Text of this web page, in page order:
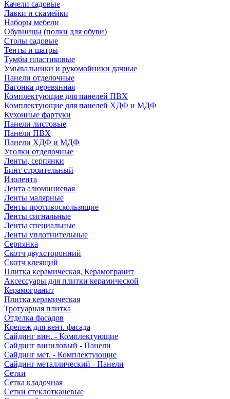
Качели садовые
Лавки и скамейки
Наборы мебели
Обувницы (полки для обуви)
Столы садовые
Тенты и шатры
Тумбы пластиковые
Умывальники и рукомойники дачные
Панели отделочные
Вагонка деревянная
Комплектующие для панелей ПВХ
Комплектующие для панелей ХДФ и МДФ
Кухонные фартуки
Панели листовые
Панели ПВХ
Панели ХДФ и МДФ
Уголки отделочные
Ленты, серпянки
Бинт строительный
Изолента
Лента алюминиевая
Ленты малярные
Ленты противоскользящие
Ленты сигнальные
Ленты специальные
Ленты уплотнительные
Серпянка
Скотч двухсторонний
Скотч клеящий
Плитка керамическая, Керамогранит
Аксессуары для плитки керамической
Керамогранит
Плитка керамическая
Тротуарная плитка
Отделка фасадов
Крепеж для вент. фасада
Сайдинг вин. - Комплектующие
Сайдинг виниловый - Панели
Сайдинг мет. - Комплектующие
Сайдинг металлический - Панели
Сетки
Сетка кладочная
Сетки стеклотканевые